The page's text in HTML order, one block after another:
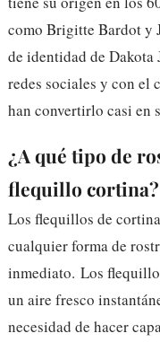
como Brigitte Bardot y
de identidad de Dakota
redes sociales y con el
han convertirlo casi en
¿A qué tipo de
flequillo cortina?
Los flequillos de
cualquier forma de
inmediato. Los
un aire fresco
necesidad de hacer